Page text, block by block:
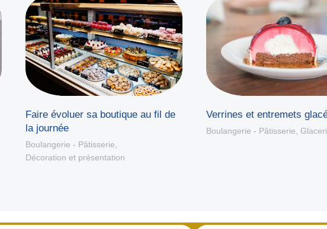
Faire évoluer sa boutique au fil de
la journée
Boulangerie - Pâtisserie
Décoration et présentation
Verrines et entremets
Boulangerie - Pâtisserie